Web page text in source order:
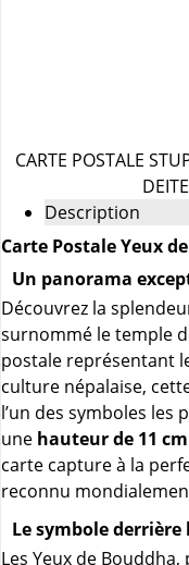
CARTE POSTALE
Description
Carte Postale Yeux
Un panorama
Découvrez la
surnommé le temple
postale représentant
culture népalaise,
l’un des symboles les
une hauteur de 11
carte capture à la
reconnu
Le symbole derrière
Les Yeux de